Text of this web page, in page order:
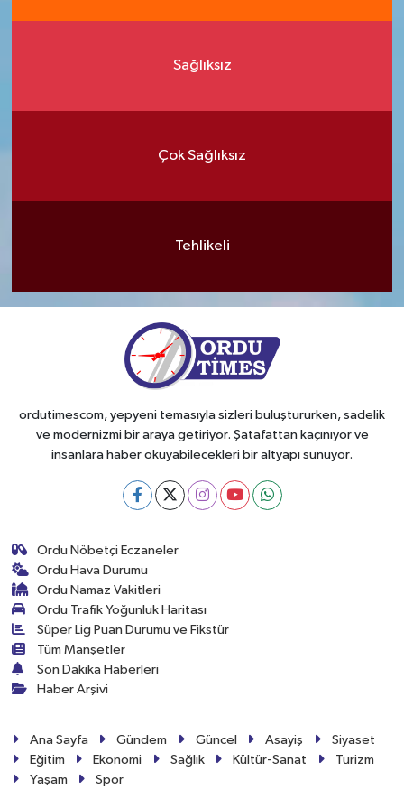
Sağlıksız
Çok Sağlıksız
Tehlikeli
ordutimescom, yepyeni temasıyla sizleri buluştururken, sadelik
ve modernizmi bir araya getiriyor. Şatafattan kaçınıyor ve
insanlara haber okuyabilecekleri bir altyapı sunuyor.
Ordu Nöbetçi Eczaneler
Ordu Hava Durumu
Ordu Namaz Vakitleri
Ordu Trafik Yoğunluk Haritası
Süper Lig Puan Durumu ve Fikstür
Tüm Manşetler
Son Dakika Haberleri
Haber Arşivi
Ana Sayfa Gündem Güncel Asayiş
Siyaset
Eğitim
Ekonomi Sağlık Kültür-Sanat
Turizm
Yaşam
Spor